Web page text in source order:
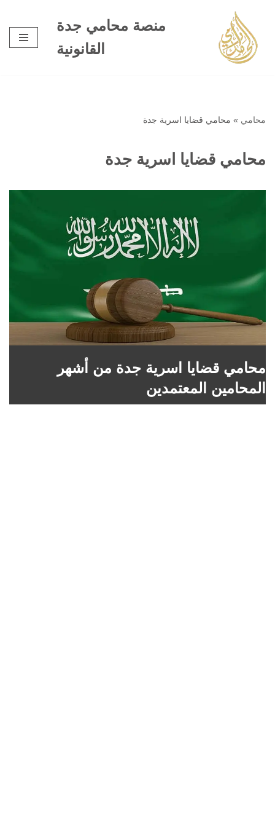
تخطى
إلى
المحتوى
منصة محامي جدة
القانونية
محامي » محامي قضايا اسرية جدة
محامي قضايا اسرية جدة
محامي قضايا اسرية جدة من أشهر
المحامين المعتمدين